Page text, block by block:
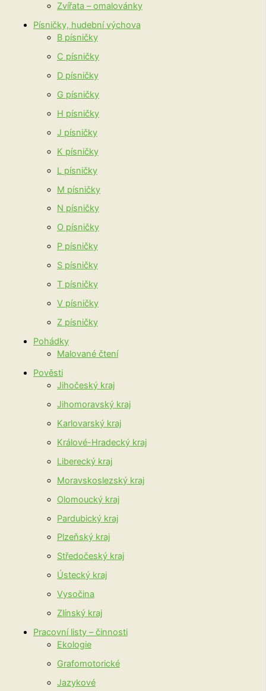
Zvířata – omalovánky
Písničky, hudební výchova
B písničky
C písničky
D písničky
G písničky
H písničky
J písničky
K písničky
L písničky
M písničky
N písničky
O písničky
P písničky
S písničky
T písničky
V písničky
Z písničky
Pohádky
Malované čtení
Pověsti
Jihočeský kraj
Jihomoravský kraj
Karlovarský kraj
Králové-Hradecký kraj
Liberecký kraj
Moravskoslezský kraj
Olomoucký kraj
Pardubický kraj
Plzeňský kraj
Středočeský kraj
Ústecký kraj
Vysočina
Zlínský kraj
Pracovní listy – činnosti
Ekologie
Grafomotorické
Jazykové